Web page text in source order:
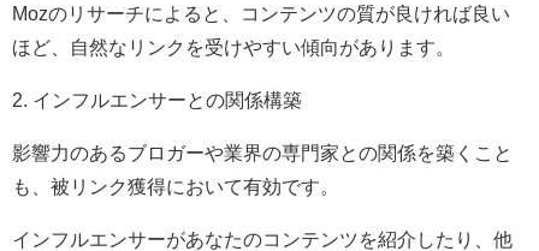
Mozのリサーチによると、コンテンツの質が良ければ良い
ほど、自然なリンクを受けやすい傾向があります。
2. インフルエンサーとの関係構築
影響力のあるブロガーや業界の専門家との関係を築くこと
も、被リンク獲得において有効です。
インフルエンサーがあなたのコンテンツを紹介したり、他